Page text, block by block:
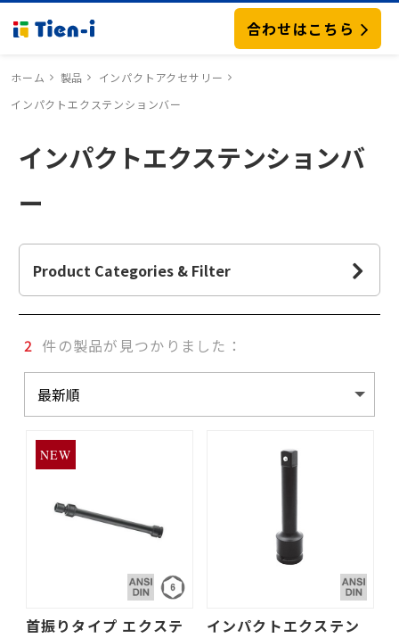
合わせはこちら
ホーム 製品
インパクトアクセサリー
インパクトエクステンションバー
インパクトエクステンションバ
ー
Product Categories & Filter
2 件の製品が見つかりました：
NEW
首振りタイプ エクステ
インパクトエクステン